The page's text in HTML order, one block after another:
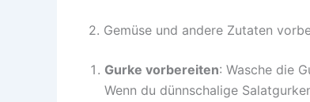
2. Gemüse und andere Zutaten
Gurke vorbereiten: Wasche die
Wenn du dünnschalige